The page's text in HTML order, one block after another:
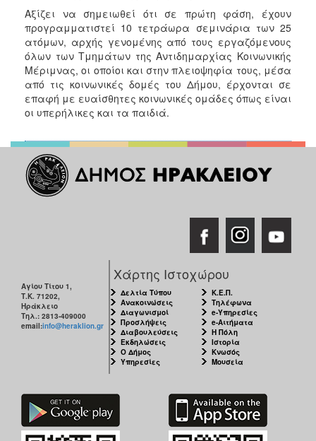
Αξίζει να σημειωθεί ότι σε πρώτη φάση, έχουν
προγραμματιστεί 10 τετράωρα σεμινάρια των 25
ατόμων, αρχής γενομένης από τους εργαζόμενους
όλων των Τμημάτων της Αντιδημαρχίας Κοινωνικής
Μέριμνας, οι οποίοι και στην πλειοψηφία τους, μέσα
από τις κοινωνικές δομές του Δήμου, έρχονται σε
επαφή με ευαίσθητες κοινωνικές ομάδες όπως είναι
οι υπερήλικες και τα παιδιά.
Αγίου Τίτου 1,
Τ.Κ. 71202,
Ηράκλειο
Τηλ.: 2813-409000
email:info@heraklion.gr
Χάρτης Ιστοχώρου
Δελτία Τύπου
Ανακοινώσεις
Διαγωνισμοί
Προσλήψεις
Διαβουλεύσεις
Εκδηλώσεις
Ο Δήμος
Υπηρεσίες
Κ.Ε.Π.
Τηλέφωνα
e-Υπηρεσίες
e-Αιτήματα
Η Πόλη
Ιστορία
Κνωσός
Μουσεία